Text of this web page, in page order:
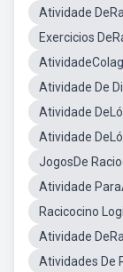
Atividade
Exercicios
Atividade De
Atividade
Atividade
JogosDe
Atividade
Racicocino
Atividade
Atividades De